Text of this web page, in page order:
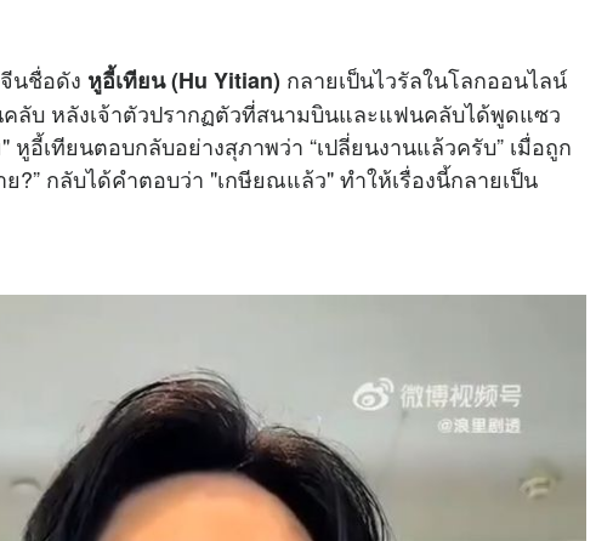
นชื่อดัง หูอี้เทียน (Hu Yitian) กลายเป็นไวรัลในโลกออนไลน์
ลับ หลังเจ้าตัวปรากฏตัวที่สนามบินและแฟนคลับได้พูดแซว
หูอี้เทียนตอบกลับอย่างสุภาพว่า “เปลี่ยนงานแล้วครับ” เมื่อถูก
ย?” กลับได้คำตอบว่า "เกษียณแล้ว" ทำให้เรื่องนี้กลายเป็น